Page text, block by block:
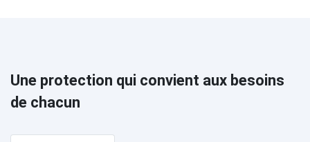
Une protection qui convient aux besoins
de chacun